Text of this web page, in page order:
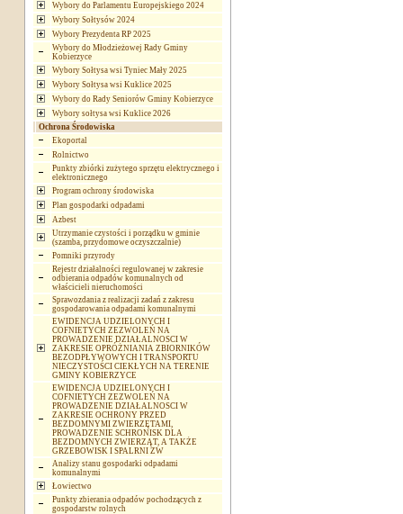
Wybory do Parlamentu Europejskiego 2024
Wybory Sołtysów 2024
Wybory Prezydenta RP 2025
Wybory do Młodzieżowej Rady Gminy
Kobierzyce
Wybory Sołtysa wsi Tyniec Mały 2025
Wybory Sołtysa wsi Kuklice 2025
Wybory do Rady Seniorów Gminy Kobierzyce
Wybory sołtysa wsi Kuklice 2026
Ochrona Środowiska
Ekoportal
Rolnictwo
Punkty zbiórki zużytego sprzętu elektrycznego i
elektronicznego
Program ochrony środowiska
Plan gospodarki odpadami
Azbest
Utrzymanie czystości i porządku w gminie
(szamba, przydomowe oczyszczalnie)
Pomniki przyrody
Rejestr działalności regulowanej w zakresie
odbierania odpadów komunalnych od
właścicieli nieruchomości
Sprawozdania z realizacji zadań z zakresu
gospodarowania odpadami komunalnymi
EWIDENCJA UDZIELONYCH I
COFNIETYCH ZEZWOLEŃ NA
PROWADZENIE DZIAŁALNOSCI W
ZAKRESIE OPRÓŻNIANIA ZBIORNIKÓW
BEZODPŁYWOWYCH I TRANSPORTU
NIECZYSTOŚCI CIEKŁYCH NA TERENIE
GMINY KOBIERZYCE
EWIDENCJA UDZIELONYCH I
COFNIETYCH ZEZWOLEŃ NA
PROWADZENIE DZIAŁALNOSCI W
ZAKRESIE OCHRONY PRZED
BEZDOMNYMI ZWIERZĘTAMI,
PROWADZENIE SCHRONISK DLA
BEZDOMNYCH ZWIERZĄT, A TAKŻE
GRZEBOWISK I SPALRNI ZW
Analizy stanu gospodarki odpadami
komunalnymi
Łowiectwo
Punkty zbierania odpadów pochodzących z
gospodarstw rolnych